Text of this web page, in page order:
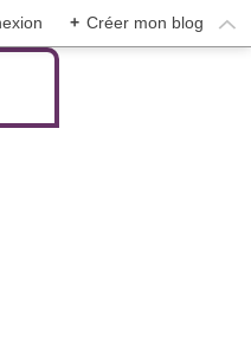
+ Créer mon blog